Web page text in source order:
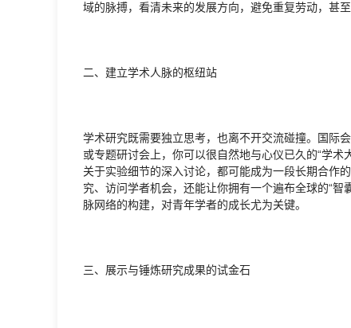
域的脉搏，看清未来的发展方向，避免重复劳动，甚
二、建立学术人脉的枢纽站
学术研究既需要独立思考，也离不开交流碰撞。国际
或专题研讨会上，你可以很自然地与心仪已久的“学
关于实验细节的深入讨论，都可能成为一段长期合作
究、访问学者机会，还能让你拥有一个遍布全球的“
脉网络的构建，对青年学者的成长尤为关键。
三、展示与锤炼研究成果的试金石